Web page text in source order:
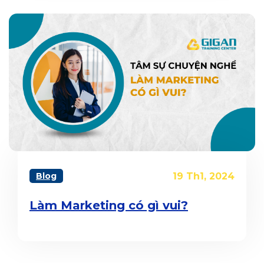
Blog 19 Th1, 2024
Làm Marketing có gì vui?